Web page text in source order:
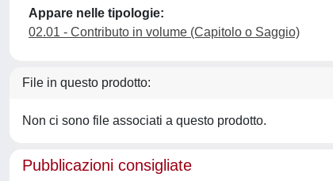
Appare nelle tipologie:
02.01 - Contributo in volume (Capitolo o Saggio)
File in questo prodotto:
Non ci sono file associati a questo prodotto.
Pubblicazioni consigliate